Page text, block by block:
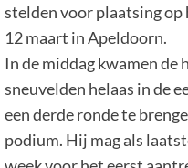
stelden voor plaatsing
12 maart in Apeldoorn.
In de middag kwamen de
sneuvelden helaas in de
een derde ronde te
podium. Hij mag als